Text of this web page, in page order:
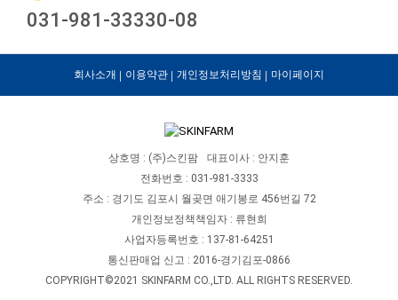
031-981-33330-08
회사소개 이용약관 개인정보처리방침 마이페이지
상호명 : (주)스킨팜
대표이사 : 안지훈
전화번호 : 031-981-3333
주소 : 경기도 김포시 월곶면 애기봉로 456번길 72
개인정보정책책임자 : 류현희
사업자등록번호 : 137-81-64251
통신판매업 신고 : 2016-경기김포-0866
COPYRIGHT©2021 SKINFARM CO.,LTD. ALL RIGHTS RESERVED.